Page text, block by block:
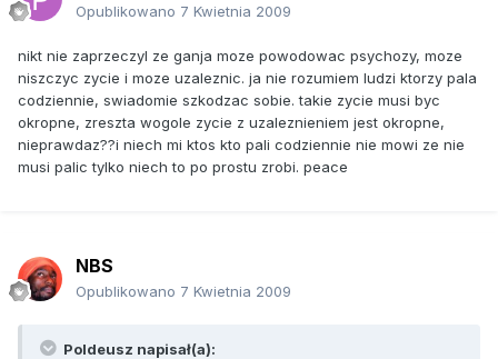
Opublikowano 7 Kwietnia 2009
nikt nie zaprzeczyl ze ganja moze powodowac psychozy, moze
niszczyc zycie i moze uzaleznic. ja nie rozumiem ludzi ktorzy pala
codziennie, swiadomie szkodzac sobie. takie zycie musi byc
okropne, zreszta wogole zycie z uzaleznieniem jest okropne,
nieprawdaz??i niech mi ktos kto pali codziennie nie mowi ze nie
musi palic tylko niech to po prostu zrobi. peace
NBS
Opublikowano 7 Kwietnia 2009
Poldeusz napisał(a):